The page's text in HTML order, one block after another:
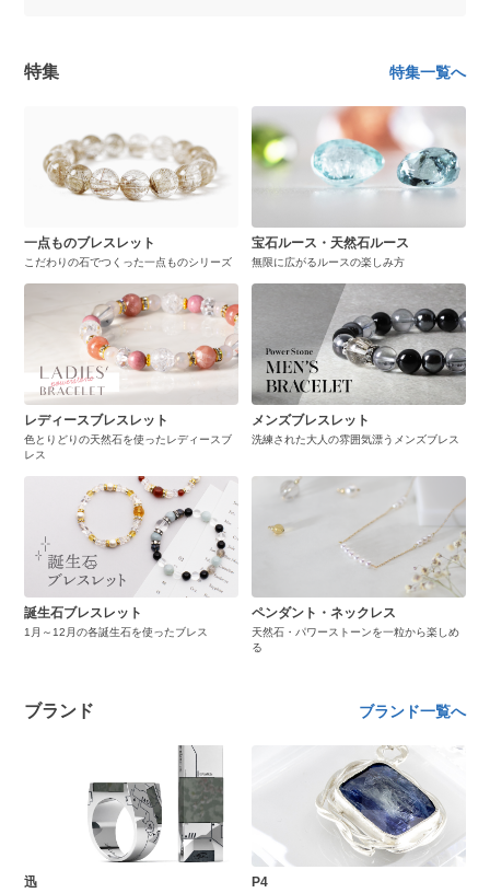
特集 特集一覧へ
一点ものブレスレット
こだわりの石でつくった一点ものシリーズ
宝石ルース・天然石ルース
無限に広がるルースの楽しみ方
レディースブレスレット
色とりどりの天然石を使ったレディースブ
レス
メンズブレスレット
洗練された大人の雰囲気漂うメンズブレス
誕生石ブレスレット
1月～12月の各誕生石を使ったブレス
ペンダント・ネックレス
天然石・パワーストーンを一粒から楽しめ
る
ブランド ブランド一覧へ
迅 P4